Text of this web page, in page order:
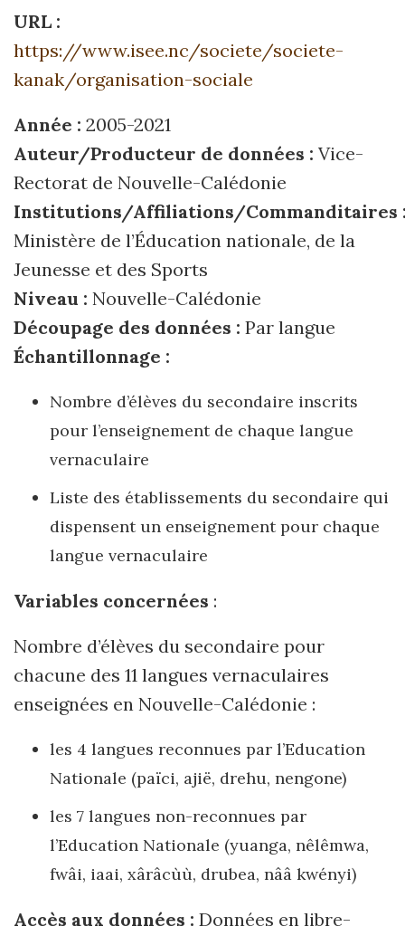
URL :
https://www.isee.nc/societe/societe-
kanak/organisation-sociale
Année : 2005-2021
Auteur/Producteur de données : Vice-
Rectorat de Nouvelle-Calédonie
Institutions/Affiliations/Commanditaires
Ministère de l’Éducation nationale, de la
Jeunesse et des Sports
Niveau : Nouvelle-Calédonie
Découpage des données : Par langue
Échantillonnage :
Nombre d’élèves du secondaire inscrits
pour l’enseignement de chaque langue
vernaculaire
Liste des établissements du secondaire qui
dispensent un enseignement pour chaque
langue vernaculaire
Variables concernées :
Nombre d’élèves du secondaire pour
chacune des 11 langues vernaculaires
enseignées en Nouvelle-Calédonie :
les 4 langues reconnues par l’Education
Nationale (païci, ajië, drehu, nengone)
les 7 langues non-reconnues par
l’Education Nationale (yuanga, nêlêmwa,
fwâi, iaai, xârâcùù, drubea, nââ kwényi)
Accès aux données : Données en libre-